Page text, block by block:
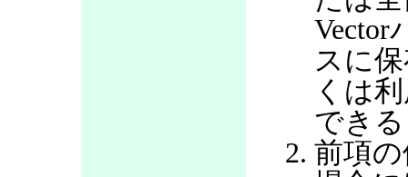
Vector
スに
くは
でき
前項